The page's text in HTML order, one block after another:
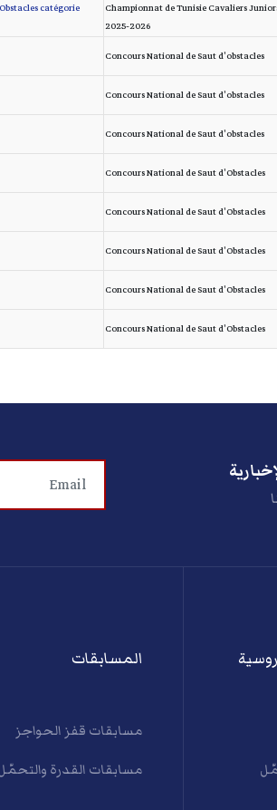
Championnat de Tunisie Cavaliers
2025-2026
catégorie
Concours National de Saut d'obstacles
Concours National de Saut d'obstacles
Concours National de Saut d'obstacles
Concours National de Saut d'Obstacles
Concours National de Saut d'Obstacles
Concours National de Saut d'Obstacles
Concours National de Saut d'Obstacles
Concours National de Saut d'Obstacles
المسابقات
مسابقات قفز الحواجز
مسابقات القدرة